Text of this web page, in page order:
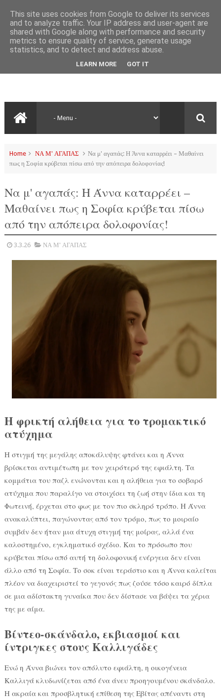
Home ΝΑ Μ' ΑΓΑΠΑΣ
Να μ' αγαπάς: Η Άννα καταρρέει – Μαθαίνει
πως η Σοφία κρύβεται πίσω από την απόπειρα δολοφονίας!
Να μ' αγαπάς: Η Άννα καταρρέει –
Μαθαίνει πως η Σοφία κρύβεται πίσω
από την απόπειρα δολοφονίας!
3.3.26 ΝΑ Μ' ΑΓΑΠΑΣ
Η φρικτή αλήθεια για το τρομακτικό
ατύχημα
Η στιγμή της μεγάλης αποκάλυψης φτάνει και η Άννα
βρίσκεται αντιμέτωπη με τον χειρότερό της εφιάλτη. Τα
κομμάτια του παζλ ενώνονται και η αλήθεια για το σοβαρό
ατύχημα που παραλίγο να στοιχίσει τη ζωή στην ίδια και τη
Φωτεινή, έρχεται στο φως με τον πιο σκληρό τρόπο. Η Άννα
ανακαλύπτει, παγώνοντας από τον τρόμο, πως το μοιραίο
συμβάν δεν ήταν μια άτυχη στιγμή της μοίρας, αλλά ένα
καλοστημένο, εγκληματικό σχέδιο. Και το πρόσωπο που
κρύβεται πίσω από αυτή τη δολοφονική ενέργεια δεν είναι
άλλο από τη Σοφία. Το σοκ είναι τεράστιο και η Άννα καλείται
πλέον να διαχειριστεί το γεγονός πως ζούσε τόσο καιρό δίπλα
σε μια αδίστακτη γυναίκα που δεν δίστασε να βάψει τα χέρια
της με αίμα.
Βίντεο-σκάνδαλο, εκβιασμοί και
ίντριγκες στους Καλλιγάδες
Ενώ η Άννα βιώνει τον απόλυτο εφιάλτη, η οικογένεια
Καλλιγά κλυδωνίζεται από ένα άνευ προηγουμένου σκάνδαλο.
Η ακραία και προσβλητική επίθεση της Εβίτας απέναντι στη
This site uses cookies from Google to deliver its services
and to analyze traffic. Your IP address and user-agent are
shared with Google along with performance and security
metrics to ensure quality of service, generate usage
statistics, and to detect and address abuse.
LEARN MORE GOT IT